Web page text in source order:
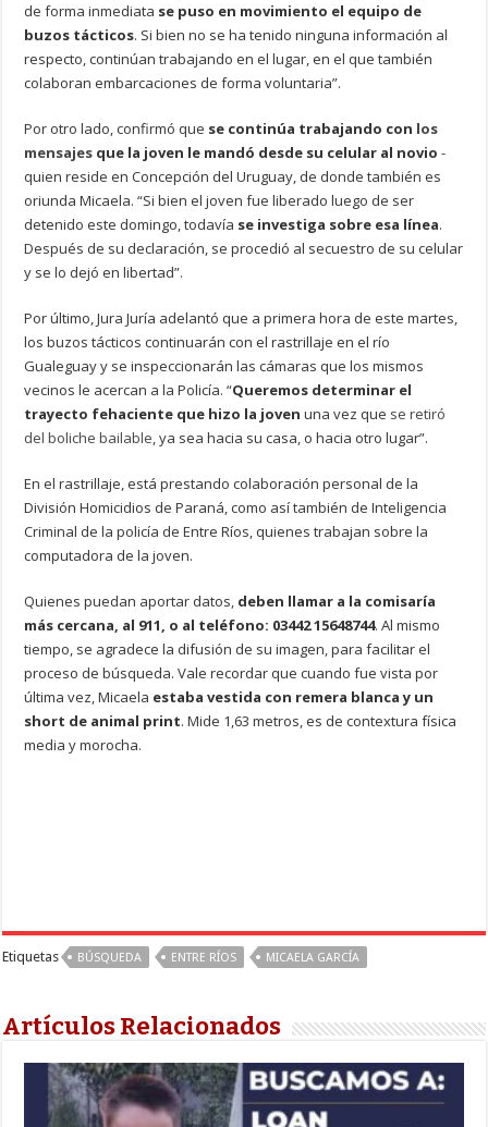
de forma inmediata se puso en movimiento el equipo de
buzos tácticos. Si bien no se ha tenido ninguna información al
respecto, continúan trabajando en el lugar, en el que también
colaboran embarcaciones de forma voluntaria”.
Por otro lado, confirmó que se continúa trabajando con los
mensajes que la joven le mandó desde su celular al novio -
quien reside en Concepción del Uruguay, de donde también es
oriunda Micaela. “Si bien el joven fue liberado luego de ser
detenido este domingo, todavía se investiga sobre esa línea.
Después de su declaración, se procedió al secuestro de su celular
y se lo dejó en libertad”.
Por último, Jura Juría adelantó que a primera hora de este martes,
los buzos tácticos continuarán con el rastrillaje en el río
Gualeguay y se inspeccionarán las cámaras que los mismos
vecinos le acercan a la Policía. “Queremos determinar el
trayecto fehaciente que hizo la joven una vez que se retiró
del boliche bailable, ya sea hacia su casa, o hacia otro lugar”.
En el rastrillaje, está prestando colaboración personal de la
División Homicidios de Paraná, como así también de Inteligencia
Criminal de la policía de Entre Ríos, quienes trabajan sobre la
computadora de la joven.
Quienes puedan aportar datos, deben llamar a la comisaría
más cercana, al 911, o al teléfono: 03442 15648744. Al mismo
tiempo, se agradece la difusión de su imagen, para facilitar el
proceso de búsqueda. Vale recordar que cuando fue vista por
última vez, Micaela estaba vestida con remera blanca y un
short de animal print. Mide 1,63 metros, es de contextura física
media y morocha.
Etiquetas BÚSQUEDA ENTRE RÍOS MICAELA GARCÍA
Artículos Relacionados